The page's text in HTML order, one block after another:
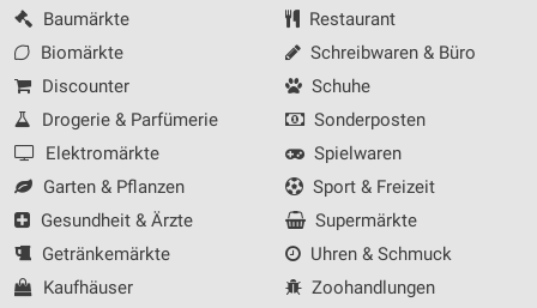
Baumärkte
Biomärkte
Discounter
Drogerie & Parfümerie
Elektromärkte
Garten & Pflanzen
Gesundheit & Ärzte
Getränkemärkte
Kaufhäuser
Restaurant
Schreibwaren & Büro
Schuhe
Sonderposten
Spielwaren
Sport & Freizeit
Supermärkte
Uhren & Schmuck
Zoohandlungen